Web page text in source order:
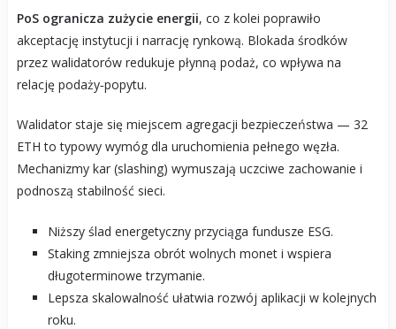
PoS ogranicza zużycie energii, co z kolei poprawiło
akceptację instytucji i narrację rynkową. Blokada środków
przez walidatorów redukuje płynną podaż, co wpływa na
relację podaży‑popytu.
Walidator staje się miejscem agregacji bezpieczeństwa — 32
ETH to typowy wymóg dla uruchomienia pełnego węzła.
Mechanizmy kar (slashing) wymuszają uczciwe zachowanie i
podnoszą stabilność sieci.
Niższy ślad energetyczny przyciąga fundusze ESG.
Staking zmniejsza obrót wolnych monet i wspiera
długoterminowe trzymanie.
Lepsza skalowalność ułatwia rozwój aplikacji w kolejnych
roku.